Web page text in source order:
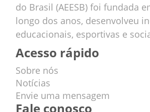
do Brasil (AEESB) foi fundada
longo dos anos, desenvolveu
educacionais, esportivas e
Acesso rápido
Sobre nós
Notícias
Envie uma mensagem
Fale conosco